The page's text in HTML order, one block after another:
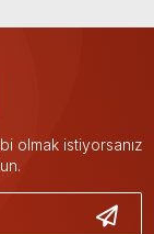
olmak istiyorsanız